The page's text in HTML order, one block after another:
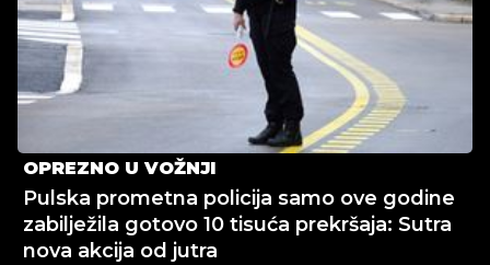
OPREZNO U VOŽNJI
Pulska prometna policija samo ove godine
zabilježila gotovo 10 tisuća prekršaja: Sutra
nova akcija od jutra